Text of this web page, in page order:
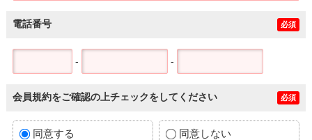
電話番号 必須
- -
会員規約をご確認の上チェックをしてください 必須
同意する 同意しない